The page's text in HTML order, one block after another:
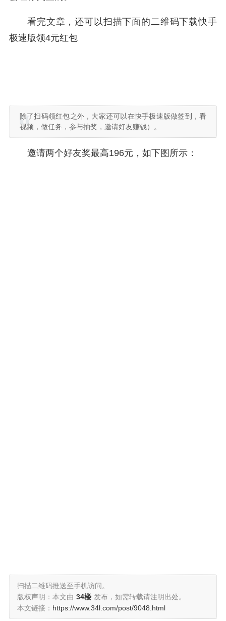
看完文章，还可以扫描下面的二维码下载快手
极速版领4元红包
除了扫码领红包之外，大家还可以在快手极速版做签到，看
视频，做任务，参与抽奖，邀请好友赚钱）。
邀请两个好友奖最高196元，如下图所示：
扫描二维码推送至手机访问。
版权声明：本文由 34楼 发布，如需转载请注明出处。
本文链接： https://www.34l.com/post/9048.html